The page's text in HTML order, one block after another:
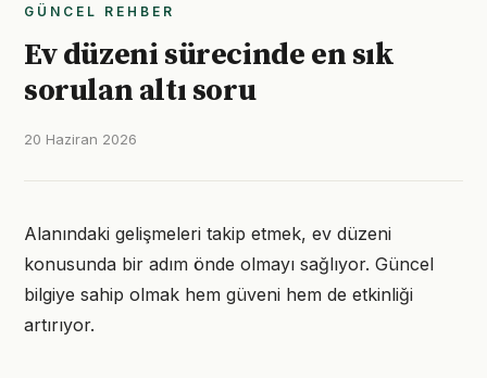
GÜNCEL REHBER
Ev düzeni sürecinde en sık
sorulan altı soru
20 Haziran 2026
Alanındaki gelişmeleri takip etmek, ev düzeni
konusunda bir adım önde olmayı sağlıyor. Güncel
bilgiye sahip olmak hem güveni hem de etkinliği
artırıyor.